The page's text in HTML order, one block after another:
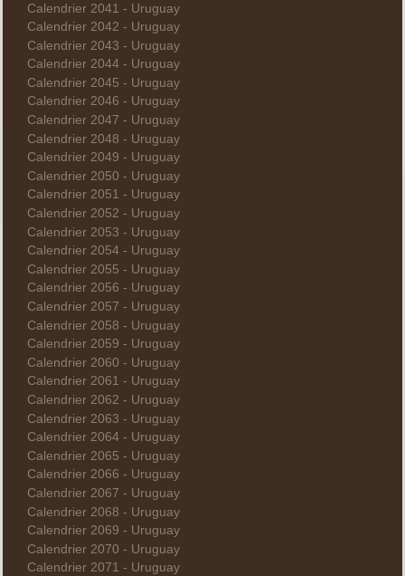
Calendrier 2041 - Uruguay
Calendrier 2042 - Uruguay
Calendrier 2043 - Uruguay
Calendrier 2044 - Uruguay
Calendrier 2045 - Uruguay
Calendrier 2046 - Uruguay
Calendrier 2047 - Uruguay
Calendrier 2048 - Uruguay
Calendrier 2049 - Uruguay
Calendrier 2050 - Uruguay
Calendrier 2051 - Uruguay
Calendrier 2052 - Uruguay
Calendrier 2053 - Uruguay
Calendrier 2054 - Uruguay
Calendrier 2055 - Uruguay
Calendrier 2056 - Uruguay
Calendrier 2057 - Uruguay
Calendrier 2058 - Uruguay
Calendrier 2059 - Uruguay
Calendrier 2060 - Uruguay
Calendrier 2061 - Uruguay
Calendrier 2062 - Uruguay
Calendrier 2063 - Uruguay
Calendrier 2064 - Uruguay
Calendrier 2065 - Uruguay
Calendrier 2066 - Uruguay
Calendrier 2067 - Uruguay
Calendrier 2068 - Uruguay
Calendrier 2069 - Uruguay
Calendrier 2070 - Uruguay
Calendrier 2071 - Uruguay